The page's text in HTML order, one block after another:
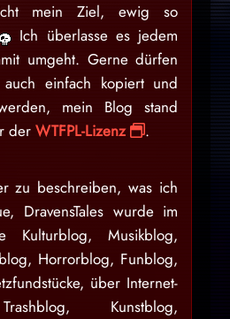
mein Ziel, ewig so
Ich überlasse es jedem
umgeht. Gerne dürfen
einfach kopiert und
mein Blog stand
der WTFPL-Lizenz .
zu beschreiben, was ich
DravensTales wurde im
Kulturblog, Musikblog,
Horrorblog, Funblog,
über Internet-
Kunstblog,